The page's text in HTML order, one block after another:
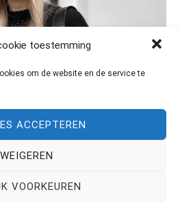
toestemming
om de website en de service te
ACCEPTEREN
WEIGEREN
VOORKEUREN